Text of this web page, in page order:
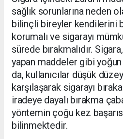
sağlık sorunlarına neden
bilinçli bireyler kendilerini
korumalı ve sigarayı
sürede bırakmalıdır.
yapan maddeler gibi
da, kullanıcılar düşük
karşılaşarak sigarayı
iradeye dayalı bırakma
yöntemin çoğu kez
bilinmektedir.